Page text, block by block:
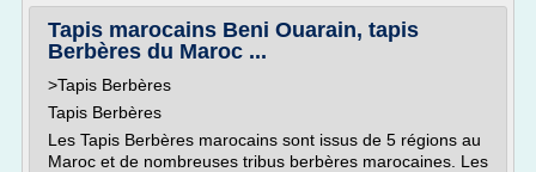
Tapis marocains Beni Ouarain, tapis
Berbères du Maroc ...
>Tapis Berbères
Tapis Berbères
Les Tapis Berbères marocains sont issus de 5 régions au
Maroc et de nombreuses tribus berbères marocaines. Les